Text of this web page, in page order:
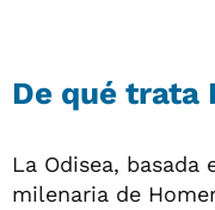
De qué trata
La Odisea, basada
milenaria de